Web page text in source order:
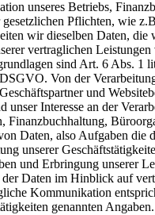
unseres Betriebs,
Pflichten, wie
wir dieselben Daten, die
vertraglichen
sind Art. 6 Abs. 1
Von der
und
unser Interesse an der
Finanzbuchhaltung,
Daten, also Aufgaben die
unserer
und Erbringung unserer
Daten im Hinblick auf
Kommunikation
genannten Angaben.